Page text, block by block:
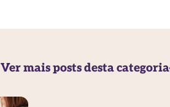
Ver mais posts desta categoria